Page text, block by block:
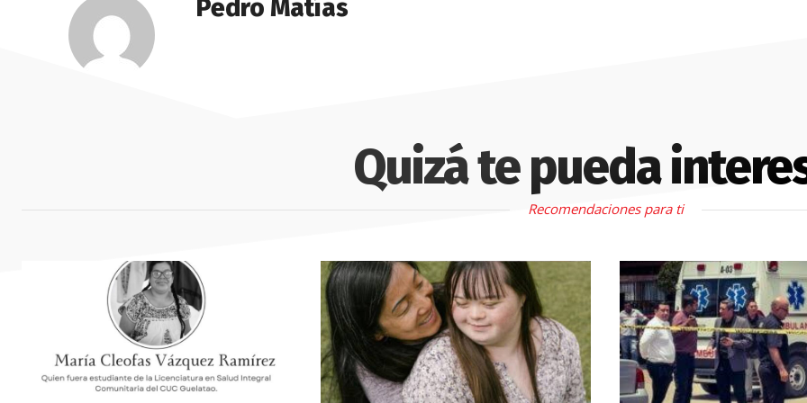
Pedro Matías
Quizá te pueda
Recomendaciones para ti